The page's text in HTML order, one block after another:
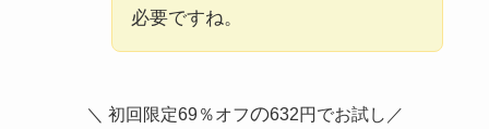
必要ですね。
＼ 初回限定69％オフの632円でお試し／